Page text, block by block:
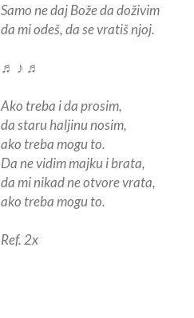
Samo ne daj Bože da doživim
da mi odeš, da se vratiš njoj.
♬ ♪ ♬
Ako treba i da prosim,
da staru haljinu nosim,
ako treba mogu to.
Da ne vidim majku i brata,
da mi nikad ne otvore vrata,
ako treba mogu to.
Ref. 2x